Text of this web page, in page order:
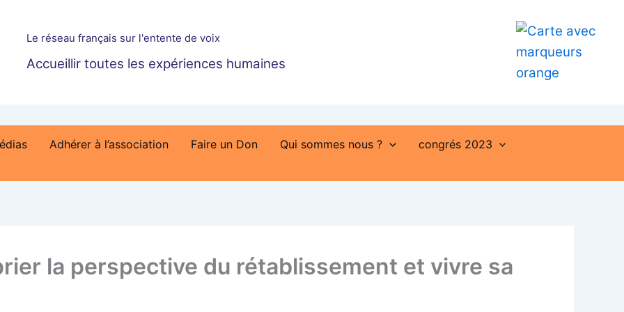
Le réseau français sur l'entente de voix
Accueillir toutes les expériences humaines
Adhérer à l’association Faire un Don Qui sommes nous ?
congrés 2023
la perspective du rétablissement et vivre sa